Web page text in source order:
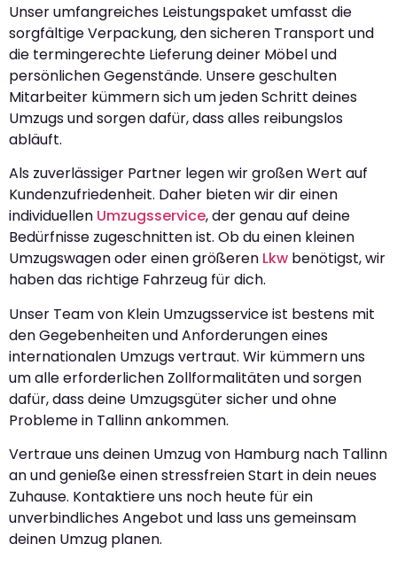
Unser umfangreiches Leistungspaket umfasst die
sorgfältige Verpackung, den sicheren Transport und
die termingerechte Lieferung deiner Möbel und
persönlichen Gegenstände. Unsere geschulten
Mitarbeiter kümmern sich um jeden Schritt deines
Umzugs und sorgen dafür, dass alles reibungslos
abläuft.
Als zuverlässiger Partner legen wir großen Wert auf
Kundenzufriedenheit. Daher bieten wir dir einen
individuellen Umzugsservice, der genau auf deine
Bedürfnisse zugeschnitten ist. Ob du einen kleinen
Umzugswagen oder einen größeren Lkw benötigst, wir
haben das richtige Fahrzeug für dich.
Unser Team von Klein Umzugsservice ist bestens mit
den Gegebenheiten und Anforderungen eines
internationalen Umzugs vertraut. Wir kümmern uns
um alle erforderlichen Zollformalitäten und sorgen
dafür, dass deine Umzugsgüter sicher und ohne
Probleme in Tallinn ankommen.
Vertraue uns deinen Umzug von Hamburg nach Tallinn
an und genieße einen stressfreien Start in dein neues
Zuhause. Kontaktiere uns noch heute für ein
unverbindliches Angebot und lass uns gemeinsam
deinen Umzug planen.